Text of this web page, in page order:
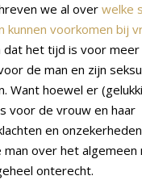
we al over welke
kunnen voorkomen bij
dat het tijd is voor meer
de man en zijn
Want hoewel er
voor de vrouw en haar
en
over het algemeen
onterecht.